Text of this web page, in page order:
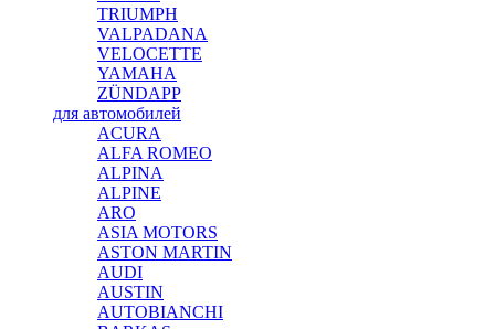
TRIUMPH
VALPADANA
VELOCETTE
YAMAHA
ZÜNDAPP
для автомобилей
ACURA
ALFA ROMEO
ALPINA
ALPINE
ARO
ASIA MOTORS
ASTON MARTIN
AUDI
AUSTIN
AUTOBIANCHI